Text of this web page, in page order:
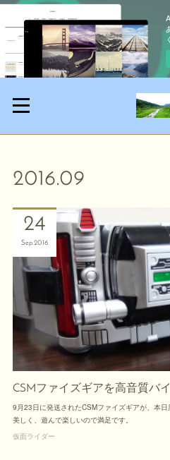
2016.09
CSMファイズギアを高音質バ
9月23日に発送されたCSMファイズギアが、本
美しく、遊んで楽しいので満足です。
24
Sep2016
仮面ライダー